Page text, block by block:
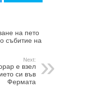
на пето
събитие на
Next:
е взел
си във
Фермата